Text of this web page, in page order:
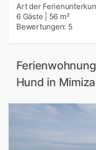
Art der
6 Gäste
56 m²
Bewertungen: 5
Hund in